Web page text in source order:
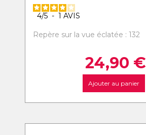
4/5 - 1 AVIS
Repère sur la vue éclatée : 132
24,90 €
Ajouter au panier